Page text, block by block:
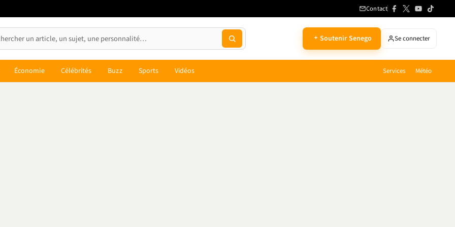
Contact
Soutenir Senego Se connecter
Économie Célébrités Buzz Sports Vidéos Services Météo